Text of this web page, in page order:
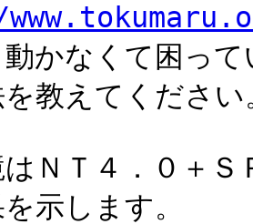
動かなくて困っ
を教えてください
ＮＴ４．０＋Ｓ
示します。